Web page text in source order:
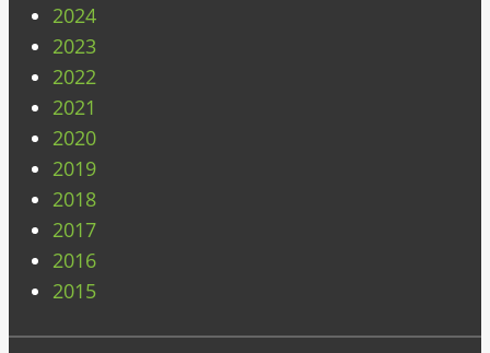
2024
2023
2022
2021
2020
2019
2018
2017
2016
2015